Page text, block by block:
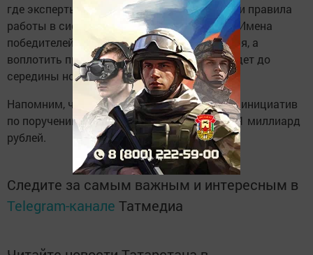
где эксперты разбирают типичные ошибки и правила
работы в системе «Электронный бюджет». Имена
победителей станут известны до конца июня, а
воплотить проекты в жизнь необходимо будет до
середины ноября 2026 года.
Напомним, что на поддержку родительских инициатив
по поручению Президента России выделен 1 миллиард
рублей.
Следите за самым важным и интересным в
Telegram-канале Татмедиа